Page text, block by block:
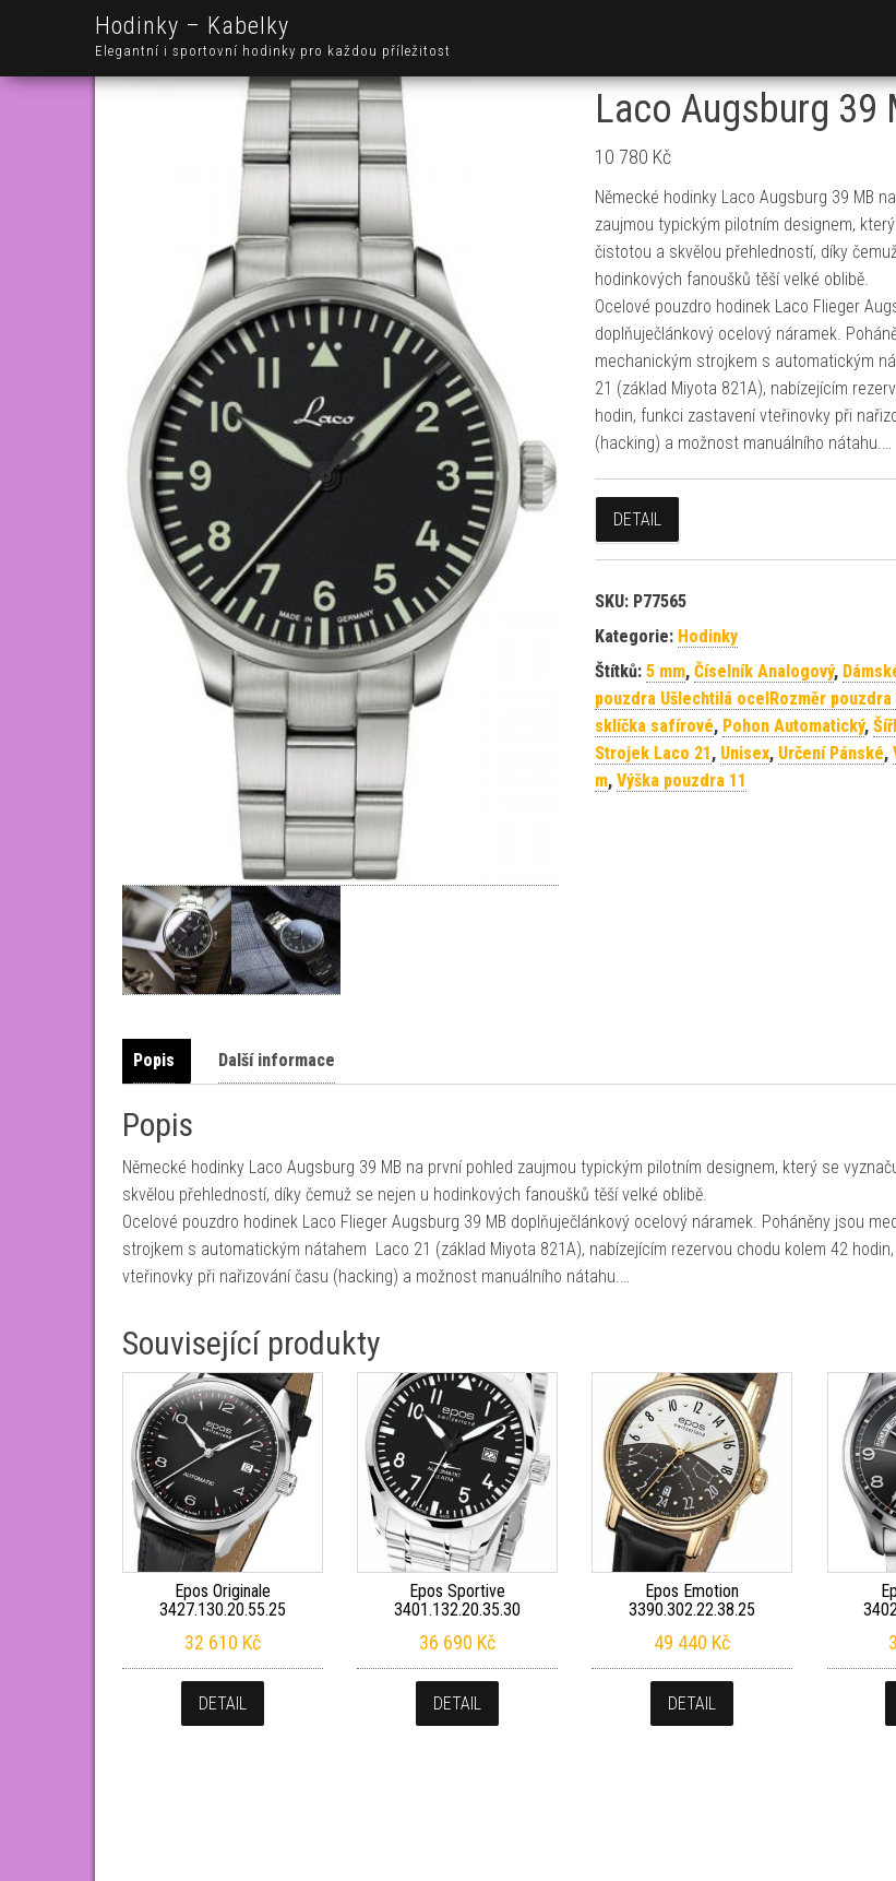
Hodinky – Kabelky
Elegantní i sportovní hodinky pro každou příležitost
Laco Augsburg 39
10 780 Kč
Německé hodinky Laco Augsburg 39 MB
zaujmou typickým pilotním designem,
čistotou a skvělou přehledností, díky
hodinkových fanoušků těší velké oblibě.
Ocelové pouzdro hodinek Laco Flieger
doplňuječlánkový ocelový náramek.
mechanickým strojkem s automatickým
21 (základ Miyota 821A), nabízejícím
hodin, funkci zastavení vteřinovky při
(hacking) a možnost manuálního nátahu.…
DETAIL
SKU: P77565
Kategorie: Hodinky
Štítků: 5 mm, Číselník Analogový,
pouzdra Ušlechtilá ocelRozměr pouzdra
sklíčka safírové, Pohon Automatický,
Strojek Laco 21, Unisex, Určení Pánské,
m, Výška pouzdra 11
Popis Další informace
Popis
Německé hodinky Laco Augsburg 39 MB na první pohled zaujmou typickým pilotním designem, který se
skvělou přehledností, díky čemuž se nejen u hodinkových fanoušků těší velké oblibě.
Ocelové pouzdro hodinek Laco Flieger Augsburg 39 MB doplňuječlánkový ocelový náramek. Poháněny jsou
strojkem s automatickým nátahem Laco 21 (základ Miyota 821A), nabízejícím rezervou chodu kolem 42
vteřinovky při nařizování času (hacking) a možnost manuálního nátahu.…
Související produkty
Epos Originale
3427.130.20.55.25
32 610 Kč
DETAIL
Epos Sportive
3401.132.20.35.30
36 690 Kč
DETAIL
Epos Emotion
3390.302.22.38.25
49 440 Kč
DETAIL